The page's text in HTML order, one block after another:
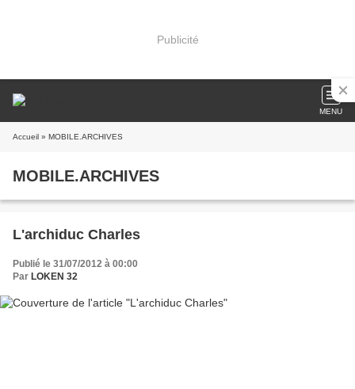
Publicité
MENU
Accueil » MOBILE.ARCHIVES
MOBILE.ARCHIVES
L'archiduc Charles
Publié le 31/07/2012 à 00:00
Par LOKEN 32